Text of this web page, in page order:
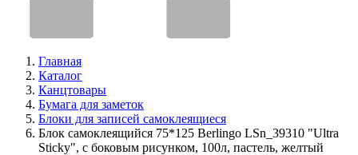
Главная
Каталог
Канцтовары
Бумага для заметок
Блоки для записей самоклеящиеся
Блок самоклеящийся 75*125 Berlingo LSn_39310 "Ultra
Sticky", с боковым рисунком, 100л, пастель, желтый